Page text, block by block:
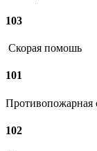
103
Скорая помошь
101
Противопожарная
102